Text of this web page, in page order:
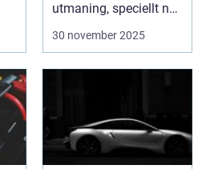
utmaning, speciellt när
sä...
30 november 2025